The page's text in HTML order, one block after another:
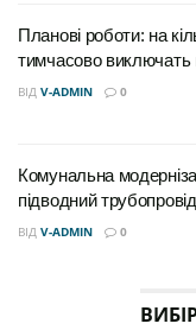
ініціативи не
створюють нові
Планові роботи: на
тимчасово виключать
ВІД V-ADMIN 0
Комунальна
підводний
ВІД V-ADMIN 0